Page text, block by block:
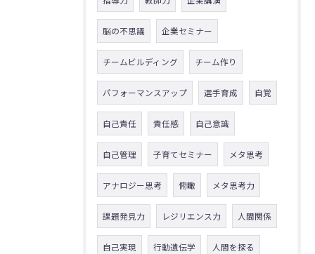
脳の不思議 企業セミナー
チームビルディング チーム作り
パフォーマンスアップ 選手育成 自覚
自己責任 責任感 自己意識
自己管理 子育てセミナー メタ思考
アナロジー思考 俯瞰 メタ思考力
課題発見力 レジリエンス力 人間関係
自己実現 行動遺伝学 人間を探る